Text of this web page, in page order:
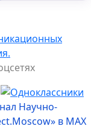
Научно-
в MAX